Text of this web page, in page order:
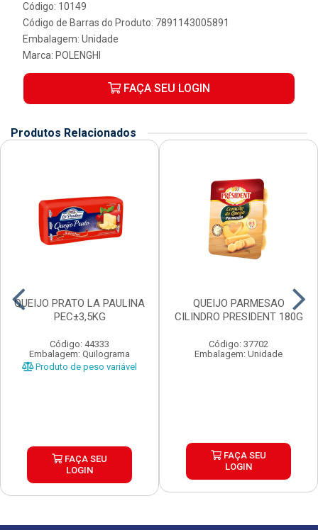
Código: 10149
Código de Barras do Produto: 7891143005891
Embalagem: Unidade
Marca: POLENGHI
FAÇA SEU LOGIN
Produtos Relacionados
QUEIJO PRATO LA PAULINA
PEC±3,5KG
Código: 44333
Embalagem: Quilograma
Produto de peso variável
FAÇA SEU
LOGIN
QUEIJO PARMESAO
CILINDRO PRESIDENT 180G
Código: 37702
Embalagem: Unidade
FAÇA SEU
LOGIN